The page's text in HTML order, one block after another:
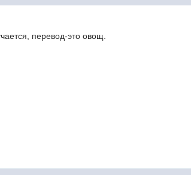
перевод-это овощ.